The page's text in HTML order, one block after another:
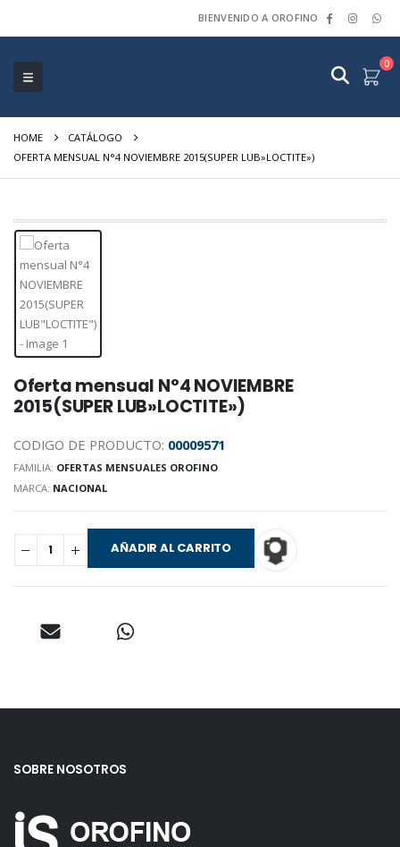
BIENVENIDO A OROFINO
0
HOME
CATÁLOGO
OFERTA MENSUAL N°4 NOVIEMBRE 2015(SUPER LUB»LOCTITE»)
Oferta mensual N°4 NOVIEMBRE
2015(SUPER LUB»LOCTITE»)
CODIGO DE PRODUCTO: 00009571
FAMILIA: OFERTAS MENSUALES OROFINO
MARCA: NACIONAL
AÑADIR AL CARRITO
SOBRE NOSOTROS